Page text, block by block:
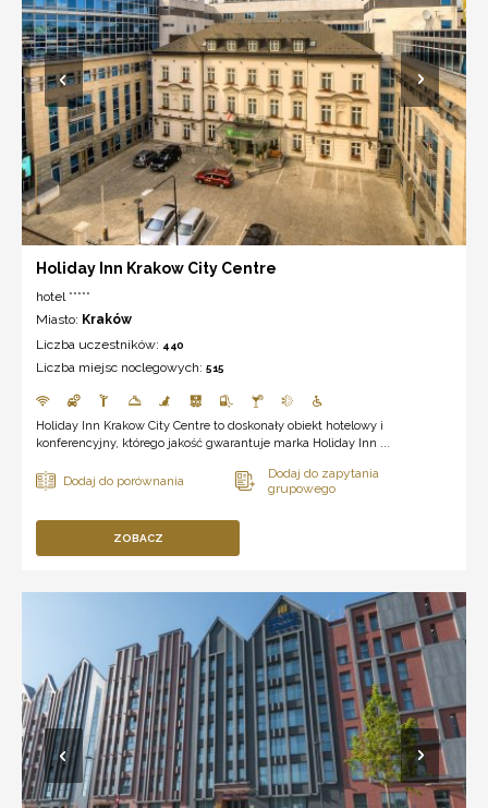
Holiday Inn Krakow City Centre
hotel *****
Miasto: Kraków
Liczba uczestników: 440
Liczba miejsc noclegowych: 515
Holiday Inn Krakow City Centre to doskonały obiekt hotelowy i
konferencyjny, którego jakość gwarantuje marka Holiday Inn ...
ZOBACZ